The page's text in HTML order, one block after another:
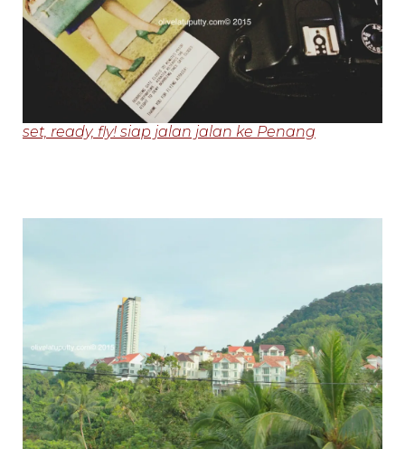
set, ready, fly! siap jalan jalan ke Penang